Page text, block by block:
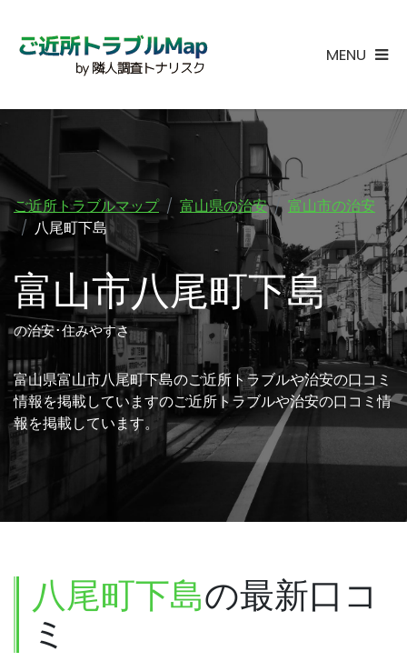
MENU
ご近所トラブルマップ 富山県の治安
富山市の治安
八尾町下島
富山市八尾町下島
の治安･住みやすさ
富山県富山市八尾町下島のご近所トラブルや治安の口コミ
情報を掲載していますのご近所トラブルや治安の口コミ情
報を掲載しています。
八尾町下島の最新口コ
ミ